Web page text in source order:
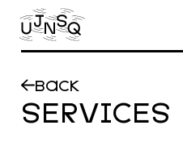
Aller au contenu principal
BACK
SERVICES